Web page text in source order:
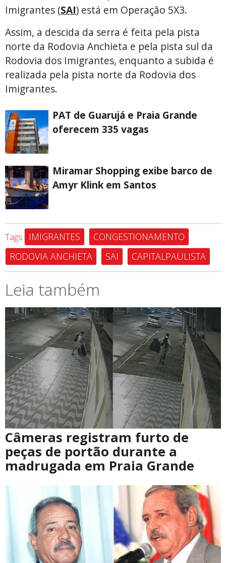
Imigrantes (SAI) está em Operação 5X3.
Assim, a descida da serra é feita pela pista
norte da Rodovia Anchieta e pela pista sul da
Rodovia dos Imigrantes, enquanto a subida é
realizada pela pista norte da Rodovia dos
Imigrantes.
PAT de Guarujá e Praia Grande
oferecem 335 vagas
Miramar Shopping exibe barco de
Amyr Klink em Santos
Tags IMIGRANTES
CONGESTIONAMENTO
RODOVIA ANCHIETA
SAI CAPITALPAULISTA
Leia também
Câmeras registram furto de
peças de portão durante a
madrugada em Praia Grande